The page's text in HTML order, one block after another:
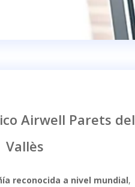
Airwell Parets del
Vallès
reconocida a nivel mundial,